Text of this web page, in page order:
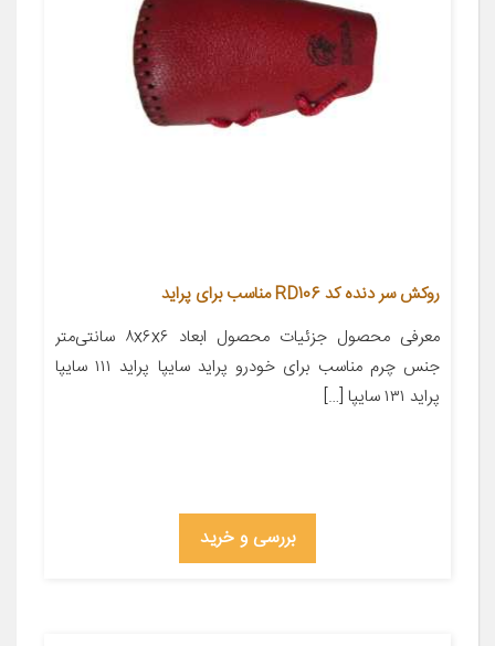
روکش سر دنده کد RD106 مناسب برای پراید
معرفی محصول جزئیات محصول ابعاد ۸x۶x۶ سانتی‌متر
جنس چرم مناسب برای خودرو پراید سایپا پراید ۱۱۱ سایپا
پراید ۱۳۱ سایپا […]
بررسی و خرید